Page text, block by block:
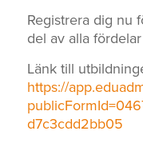
Registrera dig nu
del av alla
Länk till
https://
d7c3cdd2bb05